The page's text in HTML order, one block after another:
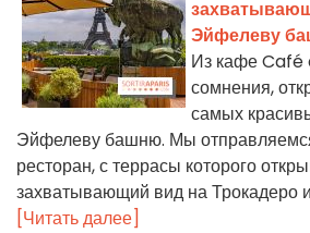
Эйфелеву
Из кафе Café
сомнения,
самых
Эйфелеву башню. Мы
ресторан, с террасы которого
захватывающий вид на Трокадеро
[Читать далее]